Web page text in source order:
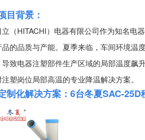
目背景：
立（HITACHI）电器有限公司作为知名
品的品质与产能。夏季来临，车间环境
导致电器注塑部件生产区域的局部温度
塑岗位局部高温的专业降温解决方案。
制化解决方案：6台冬夏SAC-25D